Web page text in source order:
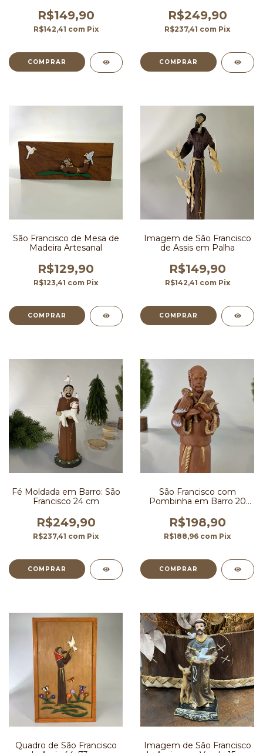
R$149,90
R$142,41 com Pix
R$249,90
R$237,41 com Pix
São Francisco de Mesa de
Madeira Artesanal
R$129,90
R$123,41 com Pix
Imagem de São Francisco
de Assis em Palha
R$149,90
R$142,41 com Pix
Fé Moldada em Barro: São
Francisco 24 cm
R$249,90
R$237,41 com Pix
São Francisco com
Pombinha em Barro 20
R$198,90
R$188,96 com Pix
Quadro de São Francisco
Imagem de São Francisco